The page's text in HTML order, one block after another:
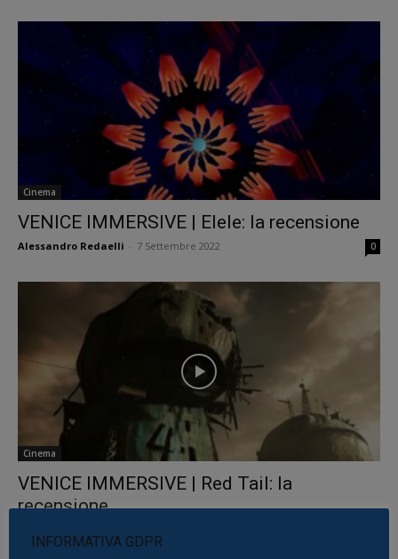
Cinema
VENICE IMMERSIVE | Elele: la recensione
Alessandro Redaelli 7 Settembre 2022 0
Cinema
VENICE IMMERSIVE | Red Tail: la
recensione
INFORMATIVA GDPR